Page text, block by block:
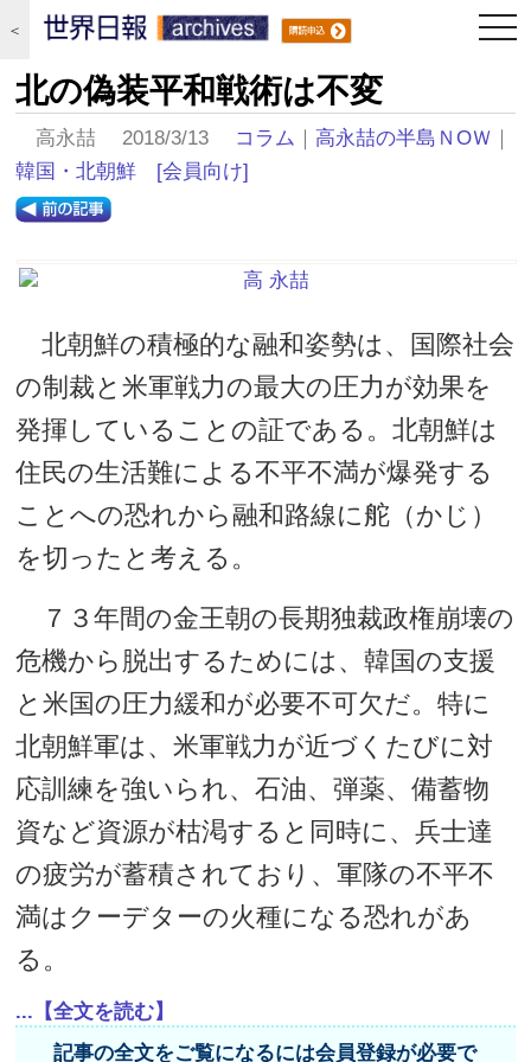
＜
北の偽装平和戦術は不変
高永喆 2018/3/13 コラム ｜高永喆の半島ＮOＷ ｜
韓国・北朝鮮
[会員向け]
北朝鮮の積極的な融和姿勢は、国際社会
の制裁と米軍戦力の最大の圧力が効果を
発揮していることの証である。北朝鮮は
住民の生活難による不平不満が爆発する
ことへの恐れから融和路線に舵（かじ）
を切ったと考える。
７３年間の金王朝の長期独裁政権崩壊の
危機から脱出するためには、韓国の支援
と米国の圧力緩和が必要不可欠だ。特に
北朝鮮軍は、米軍戦力が近づくたびに対
応訓練を強いられ、石油、弾薬、備蓄物
資など資源が枯渇すると同時に、兵士達
の疲労が蓄積されており、軍隊の不平不
満はクーデターの火種になる恐れがあ
る。
...【全文を読む】
記事の全文をご覧になるには会員登録が必要で